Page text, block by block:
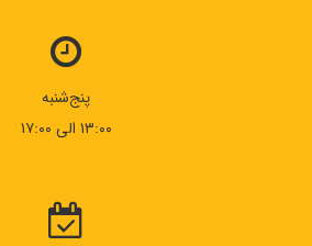
پنج‌شنبه
۱۳:۰۰ الی ۱۷:۰۰